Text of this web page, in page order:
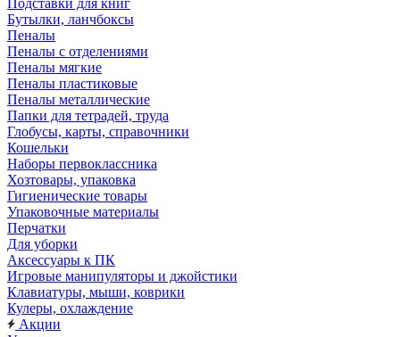
Подставки для книг
Бутылки, ланчбоксы
Пеналы
Пеналы с отделениями
Пеналы мягкие
Пеналы пластиковые
Пеналы металлические
Папки для тетрадей, труда
Глобусы, карты, справочники
Кошельки
Наборы первоклассника
Хозтовары, упаковка
Гигиенические товары
Упаковочные материалы
Перчатки
Для уборки
Аксессуары к ПК
Игровые манипуляторы и джойстики
Клавиатуры, мыши, коврики
Кулеры, охлаждение
Акции